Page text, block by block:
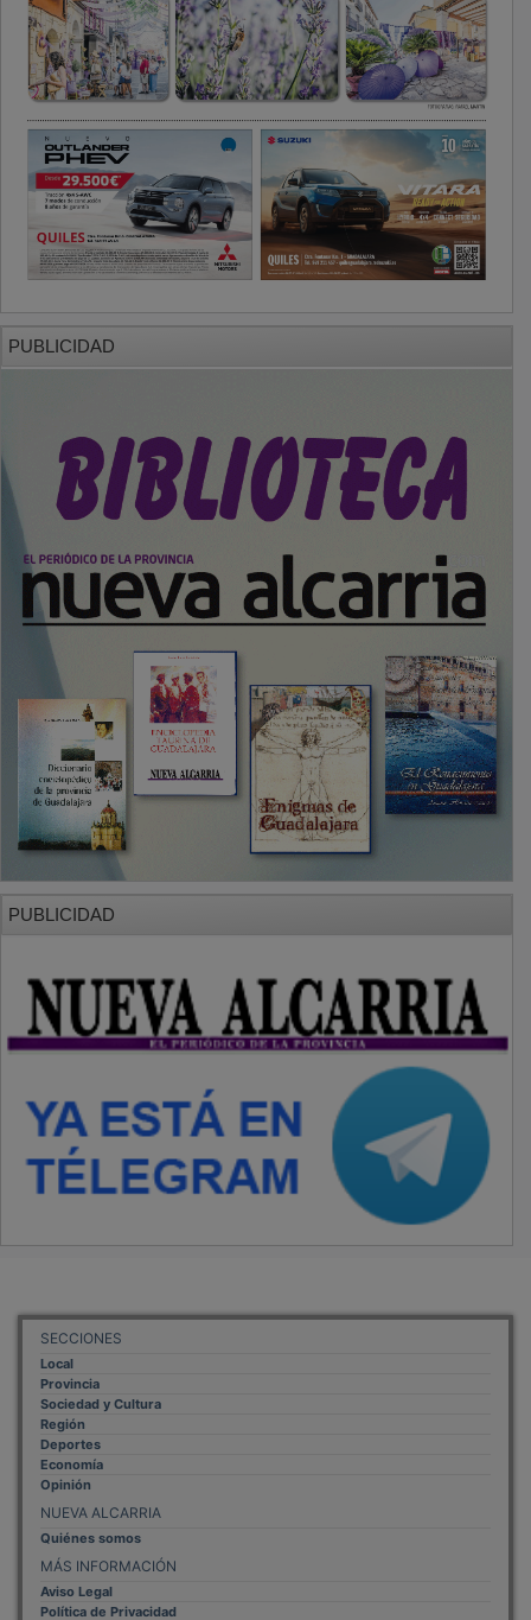
SECCIONES
Local
Provincia
Sociedad y Cultura
Región
Deportes
Economía
Opinión
NUEVA ALCARRIA
Quiénes somos
MÁS INFORMACIÓN
Aviso Legal
Política de Privacidad
Politica de Cookies